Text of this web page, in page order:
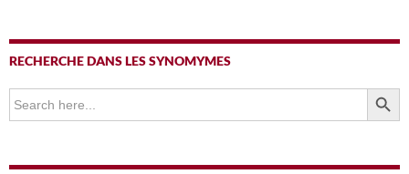
RECHERCHE DANS LES SYNOMYMES
Search
for:
SEARCH